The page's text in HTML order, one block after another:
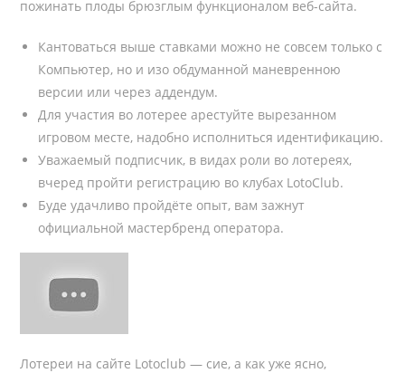
пожинать плоды брюзглым функционалом веб-сайта.
Кантоваться выше ставками можно не совсем только с
Компьютер, но и изо обдуманной маневренною
версии или через аддендум.
Для участия во лотерее арестуйте вырезанном
игровом месте, надобно исполниться идентификацию.
Уважаемый подписчик, в видах роли во лотереях,
вчеред пройти регистрацию во клубах LotoClub.
Буде удачливо пройдёте опыт, вам зажнут
официальной мастербренд оператора.
Лотереи на сайте Lotoclub — сие, а как уже ясно,